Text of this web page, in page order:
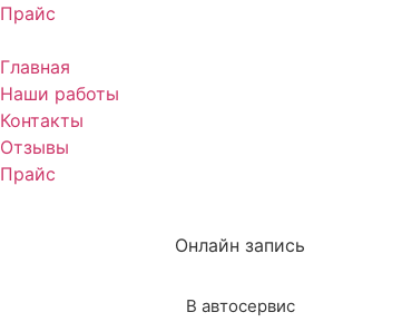
Прайс
Главная
Наши работы
Контакты
Отзывы
Прайс
Онлайн запись
В автосервис